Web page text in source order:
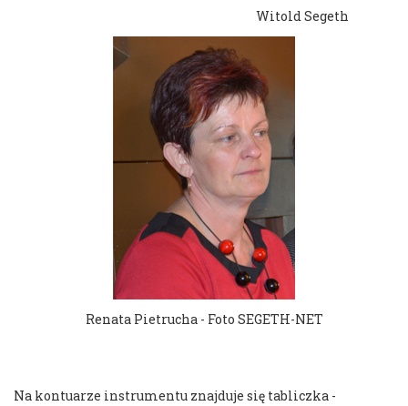
Witold Segeth
Renata Pietrucha - Foto SEGETH-NET
Na kontuarze instrumentu znajduje się tabliczka -